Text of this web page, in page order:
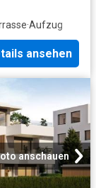
·Aufzug
ansehen
anschauen